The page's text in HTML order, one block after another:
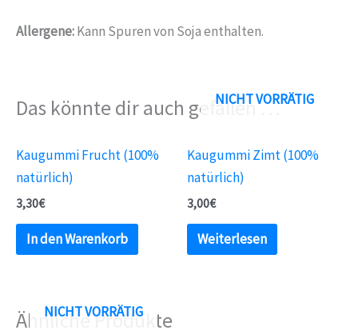
Allergene:Kann Spuren von Soja enthalten.
Das könnte dir auch gefallen …
Kaugummi Frucht (100%
natürlich)
3,30€
In den Warenkorb
NICHT VORRÄTIG
Kaugummi Zimt (100%
natürlich)
3,00€
Weiterlesen
Ähnliche Produkte
NICHT VORRÄTIG